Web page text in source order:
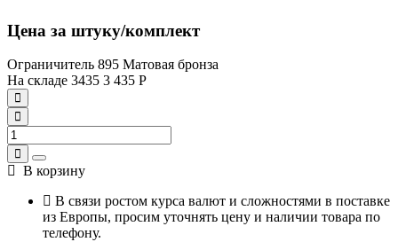
Цена за штуку/комплект
Ограничитель 895 Матовая бронза
На складе 3435 3 435 Р
В корзину
В связи ростом курса валют и сложностями в поставке
из Европы, просим уточнять цену и наличии товара по
телефону.